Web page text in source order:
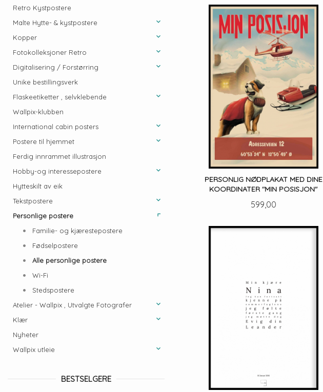
PERSONLIG NØDPLAKAT MED DINE
KOORDINATER "MIN POSISJON"
Pris
599,00
LES MER
Retro Kystpostere
Malte Hytte- & kystpostere
Kopper
Fotokolleksjoner Retro
Digitalisering / Forstørring
Unike bestillingsverk
Flaskeetiketter , selvklebende
Wallpix-klubben
International cabin posters
Postere til hjemmet
Ferdig innrammet illustrasjon
Hobby-og interessepostere
Hytteskilt av eik
Tekstpostere
Personlige postere
Familie- og kjærestepostere
Fødselpostere
Alle personlige postere
Wi-Fi
Stedspostere
Atelier - Wallpix , Utvalgte Fotografer
Klær
Nyheter
Wallpix utleie
BESTSELGERE